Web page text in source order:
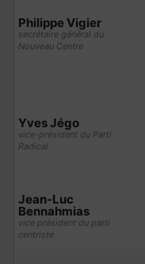
Philippe Vigier
secrétaire général du
Nouveau Centre
Yves Jégo
vice-président du Parti
Radical
Jean-Luc
Bennahmias
vice président du parti
centriste